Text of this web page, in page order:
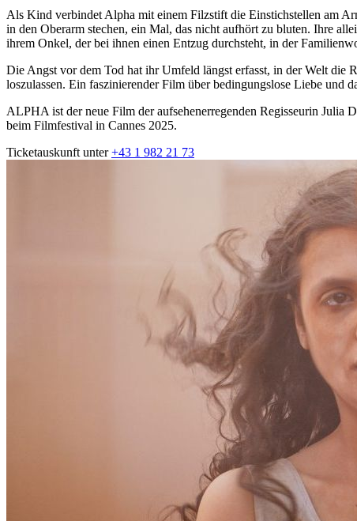
Als Kind verbindet Alpha mit einem Filzstift die Einstichstellen am
in den Oberarm stechen, ein Mal, das nicht aufhört zu bluten. Ihre
ihrem Onkel, der bei ihnen einen Entzug durchsteht, in der
Die Angst vor dem Tod hat ihr Umfeld längst erfasst, in der Welt
loszulassen. Ein faszinierender Film über bedingungslose Liebe und
ALPHA ist der neue Film der aufsehenerregenden Regisseurin
beim Filmfestival in Cannes 2025.
Ticketauskunft unter+43 1 982 21 73